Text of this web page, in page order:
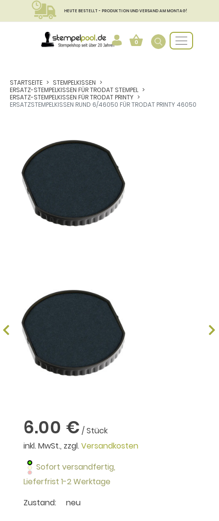
HEUTE BESTELLT - PRODUKTION UND VERSAND AM MONTAG!
0
STARTSEITE
STEMPELKISSEN
ERSATZ-STEMPELKISSEN FÜR TRODAT STEMPEL
ERSATZ-STEMPELKISSEN FÜR TRODAT PRINTY
ERSATZSTEMPELKISSEN RUND 6/46050 FÜR TRODAT PRINTY 46050
6.00 € / Stück
inkl. MwSt., zzgl.Versandkosten
Sofort versandfertig,
Lieferfrist 1-2 Werktage
Zustand:
neu